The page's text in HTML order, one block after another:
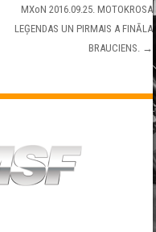
MXoN 2016.09.25. MOTOKROSA
LEĢENDAS UN PIRMAIS A FINĀLA
BRAUCIENS. →